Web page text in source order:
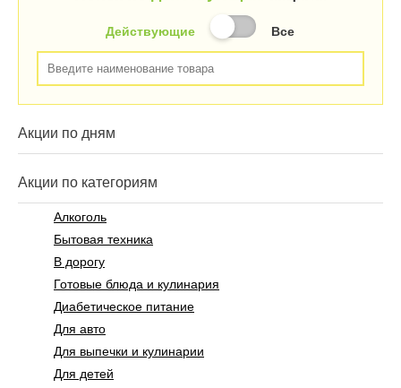
Действующие Все
Акции по дням
Акции по категориям
Алкоголь
Бытовая техника
В дорогу
Готовые блюда и кулинария
Диабетическое питание
Для авто
Для выпечки и кулинарии
Для детей